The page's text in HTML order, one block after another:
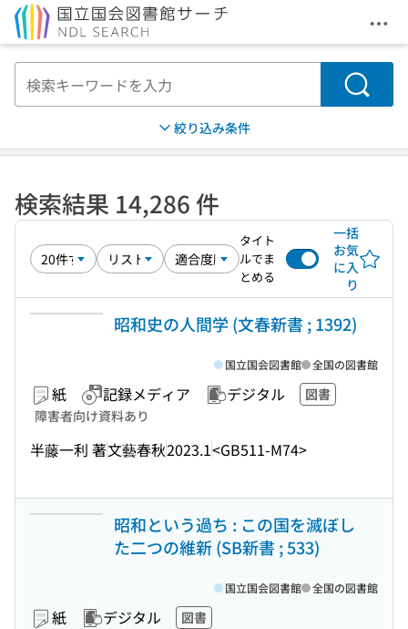
メ
検索
絞り込み条件
検索結果 14,286 件
タイト
ルでま
とめる
一括
お気
に入
り
昭和史の人間学 (文春新書 ; 1392)
紙 記録メディア デジタル
図書
障害者向け資料あり
半藤一利 著文藝春秋2023.1<GB511-M74>
国立国会図書館 全国の図書館
昭和という過ち : この国を滅ぼし
た二つの維新 (SB新書 ; 533)
紙 デジタル 図書
国立国会図書館 全国の図書館